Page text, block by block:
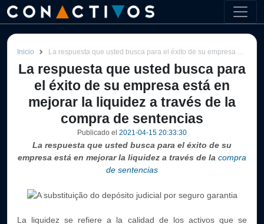
Inicio La respuesta que usted busca para el éxito de su empresa está en mejorar la liquidez a través de la compra de sentencias
La respuesta que usted busca para
el éxito de su empresa está en
mejorar la liquidez a través de la
compra de sentencias
Publicado el 2021-04-15 20:33:30
La respuesta que usted busca para el éxito de su
empresa está en mejorar la liquidez a través de la compra
de sentencias
La liquidez se refiere a la calidad de los activos que se